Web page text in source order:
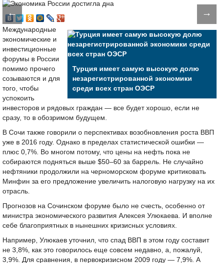
← →
Турция имеет самую высокую долю
незарегистрированной экономики
среди всех стран ОЭСР
Международные
экономические и
инвестиционные
форумы в России
помимо прочего
созываются и для
того, чтобы
успокоить
инвесторов и рядовых граждан — все будет хорошо, если не
сразу, то в обозримом будущем.
В Сочи также говорили о перспективах возобновления роста ВВП
уже в 2016 году. Однако в пределах статистической ошибки —
плюс 0,7%. Во многом потому, что цены на нефть пока не
собираются подняться выше $50–60 за баррель. Не случайно
нефтяники продолжили на черноморском форуме критиковать
Минфин за его предложение увеличить налоговую нагрузку на их
отрасль.
Прогнозов на Сочинском форуме было не счесть, особенно от
министра экономического развития Алексея Улюкаева. И вполне
себе благоприятных в нынешних кризисных условиях.
Например, Улюкаев уточнил, что спад ВВП в этом году составит
не 3,8%, как это говорилось еще совсем недавно, а, пожалуй,
3,9%. Для сравнения, в первокризисном 2009 году — 7,9%. А